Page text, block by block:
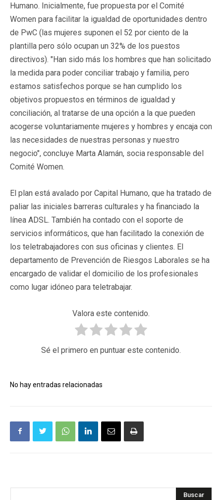
Humano. Inicialmente, fue propuesta por el Comité
Women para facilitar la igualdad de oportunidades dentro
de PwC (las mujeres suponen el 52 por ciento de la
plantilla pero sólo ocupan un 32% de los puestos
directivos). "Han sido más los hombres que han solicitado
la medida para poder conciliar trabajo y familia, pero
estamos satisfechos porque se han cumplido los
objetivos propuestos en términos de igualdad y
conciliación, al tratarse de una opción a la que pueden
acogerse voluntariamente mujeres y hombres y encaja con
las necesidades de nuestras personas y nuestro
negocio", concluye Marta Alamán, socia responsable del
Comité Women.
El plan está avalado por Capital Humano, que ha tratado de
paliar las iniciales barreras culturales y ha financiado la
línea ADSL. También ha contado con el soporte de
servicios informáticos, que han facilitado la conexión de
los teletrabajadores con sus oficinas y clientes. El
departamento de Prevención de Riesgos Laborales se ha
encargado de validar el domicilio de los profesionales
como lugar idóneo para teletrabajar.
Valora este contenido.
Sé el primero en puntuar este contenido.
No hay entradas relacionadas
Buscar